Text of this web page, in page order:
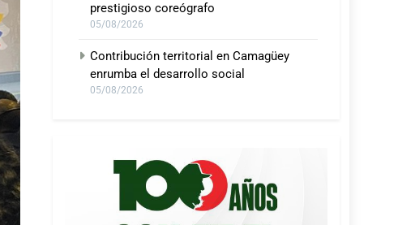
prestigioso coreógrafo
05/08/2026
Contribución territorial en Camagüey
enrumba el desarrollo social
05/08/2026